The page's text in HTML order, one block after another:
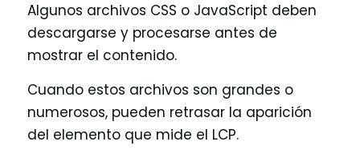
Algunos archivos CSS o JavaScript deben
descargarse y procesarse antes de
mostrar el contenido.
Cuando estos archivos son grandes o
numerosos, pueden retrasar la aparición
del elemento que mide el LCP.